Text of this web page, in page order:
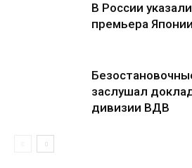
В России
премьера
заслушал
дивизии ВДВ